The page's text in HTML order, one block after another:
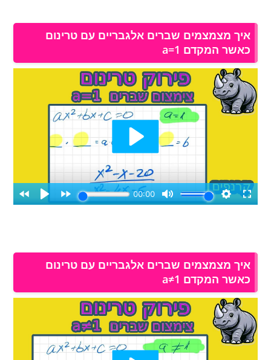
איך מצמצמים שברים אלגבריים עם טרינום
כאשר המקדם a=1
איך מצמצמים שברים אלגבריים עם טרינום
כאשר המקדם a≠1